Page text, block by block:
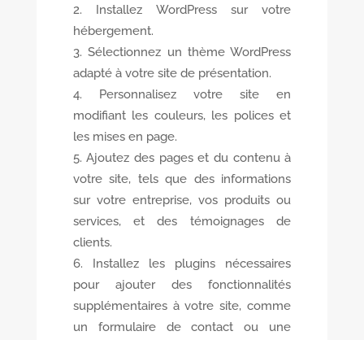
Installez WordPress sur votre
hébergement.
Sélectionnez un thème WordPress
adapté à votre site de présentation.
Personnalisez votre site en
modifiant les couleurs, les polices et
les mises en page.
Ajoutez des pages et du contenu à
votre site, tels que des informations
sur votre entreprise, vos produits ou
services, et des témoignages de
clients.
Installez les plugins nécessaires
pour ajouter des fonctionnalités
supplémentaires à votre site, comme
un formulaire de contact ou une